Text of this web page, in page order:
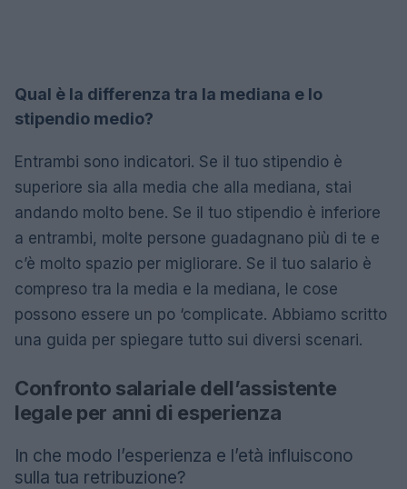
Qual è la differenza tra la mediana e lo
stipendio medio?
Entrambi sono indicatori. Se il tuo stipendio è
superiore sia alla media che alla mediana, stai
andando molto bene. Se il tuo stipendio è inferiore
a entrambi, molte persone guadagnano più di te e
c’è molto spazio per migliorare. Se il tuo salario è
compreso tra la media e la mediana, le cose
possono essere un po ‘complicate. Abbiamo scritto
una guida per spiegare tutto sui diversi scenari.
Confronto salariale dell’assistente
legale per anni di esperienza
In che modo l’esperienza e l’età influiscono
sulla tua retribuzione?